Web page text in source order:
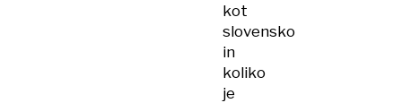
kot
slovensko
in
koliko
je